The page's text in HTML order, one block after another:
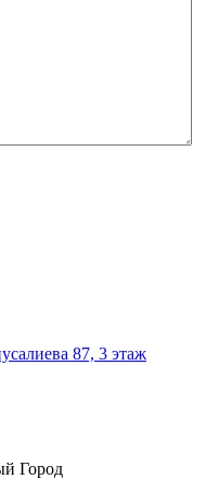
87, 3 этаж
Город